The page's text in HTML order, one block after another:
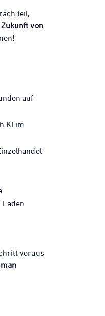
teil,
Zukunft von
auf
KI im
voraus